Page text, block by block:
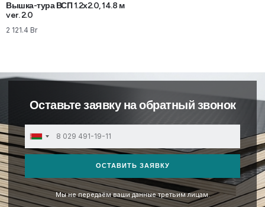
Вышка-тура ВСП 1.2х2.0, 14.8 м
ver. 2.0
2 121.4 Br
Оставьте заявку на обратный звонок
Belarus
+375
ОСТАВИТЬ ЗАЯВКУ
Мы не передаём ваши данные третьим лицам.